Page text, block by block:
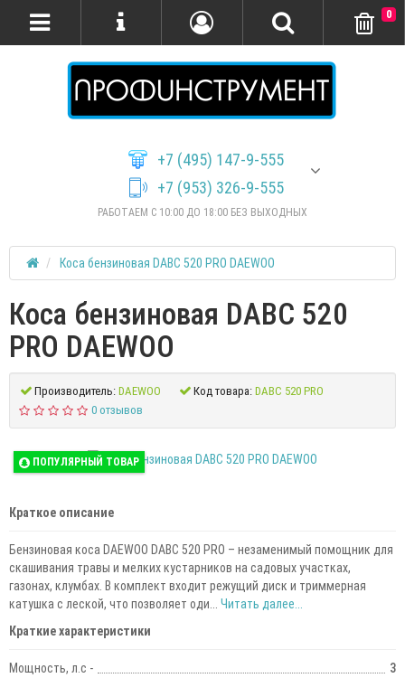
+7 (495) 147-9-555
+7 (953) 326-9-555
РАБОТАЕМ С 10:00 ДО 18:00 БЕЗ ВЫХОДНЫХ
0
Коса бензиновая DABC 520 PRO DAEWOO
Коса бензиновая DABC 520
PRO DAEWOO
Производитель: DAEWOO Код товара: DABC 520 PRO
0 отзывов
ПОПУЛЯРНЫЙ ТОВАР
Краткое описание
Бензиновая коса DAEWOO DABC 520 PRO – незаменимый помощник для
скашивания травы и мелких кустарников на садовых участках,
газонах, клумбах. В комплект входит режущий диск и триммерная
катушка с леской, что позволяет оди... Читать далее...
Краткие характеристики
Мощность, л.с -
3